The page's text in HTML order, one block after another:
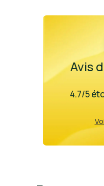
Avis
4.7/5